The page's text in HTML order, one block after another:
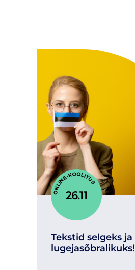
Tekstid selgeks ja
lugejasõbralikuks!
ONLINE-KOOLITUS
26.11